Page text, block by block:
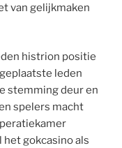
van gelijkmaken
histrion positie
leden
stemming deur en
spelers macht
gokcasino als